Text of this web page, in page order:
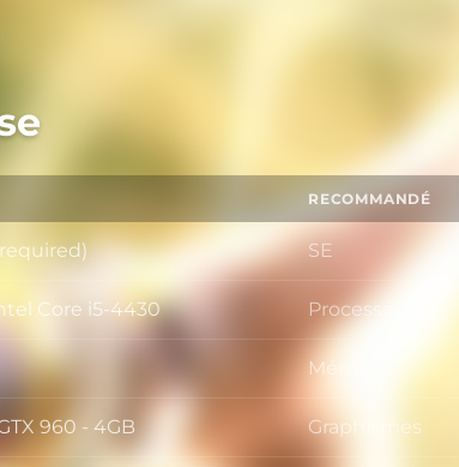
Core i5-4430
960 - 4GB
RECOMMANDÉ
SE
Processeur
Mémoire
Graphismes